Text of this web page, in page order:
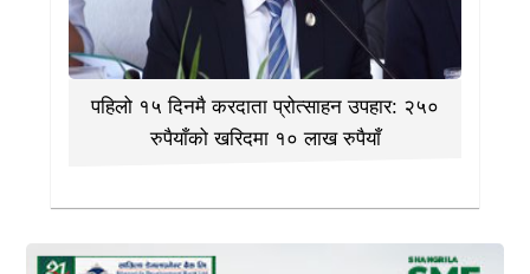
पहिलो १५ दिनमै करदाता प्रोत्साहन उपहार: २५०
रुपैयाँको खरिदमा १० लाख रुपैयाँ